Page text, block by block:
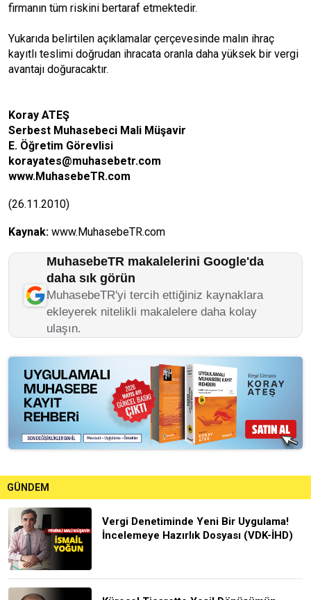
firmanın tüm riskini bertaraf etmektedir.
Yukarıda belirtilen açıklamalar çerçevesinde malın ihraç
kayıtlı teslimi doğrudan ihracata oranla daha yüksek bir vergi
avantajı doğuracaktır.
Koray ATEŞ
Serbest Muhasebeci Mali Müşavir
E. Öğretim Görevlisi
korayates@muhasebetr.com
www.MuhasebeTR.com
(26.11.2010)
Kaynak: www.MuhasebeTR.com
MuhasebeTR makalelerini Google'da
daha sık görün
MuhasebeTR'yi tercih ettiğiniz kaynaklara
ekleyerek nitelikli makalelere daha kolay
ulaşın.
GÜNDEM
Vergi Denetiminde Yeni Bir Uygulama!
İncelemeye Hazırlık Dosyası (VDK-İHD)